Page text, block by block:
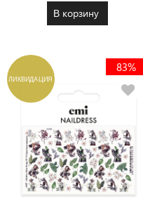
В корзину
ЛИКВИДАЦИЯ
83%